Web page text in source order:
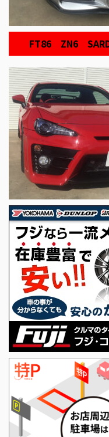
FT86 ZN6